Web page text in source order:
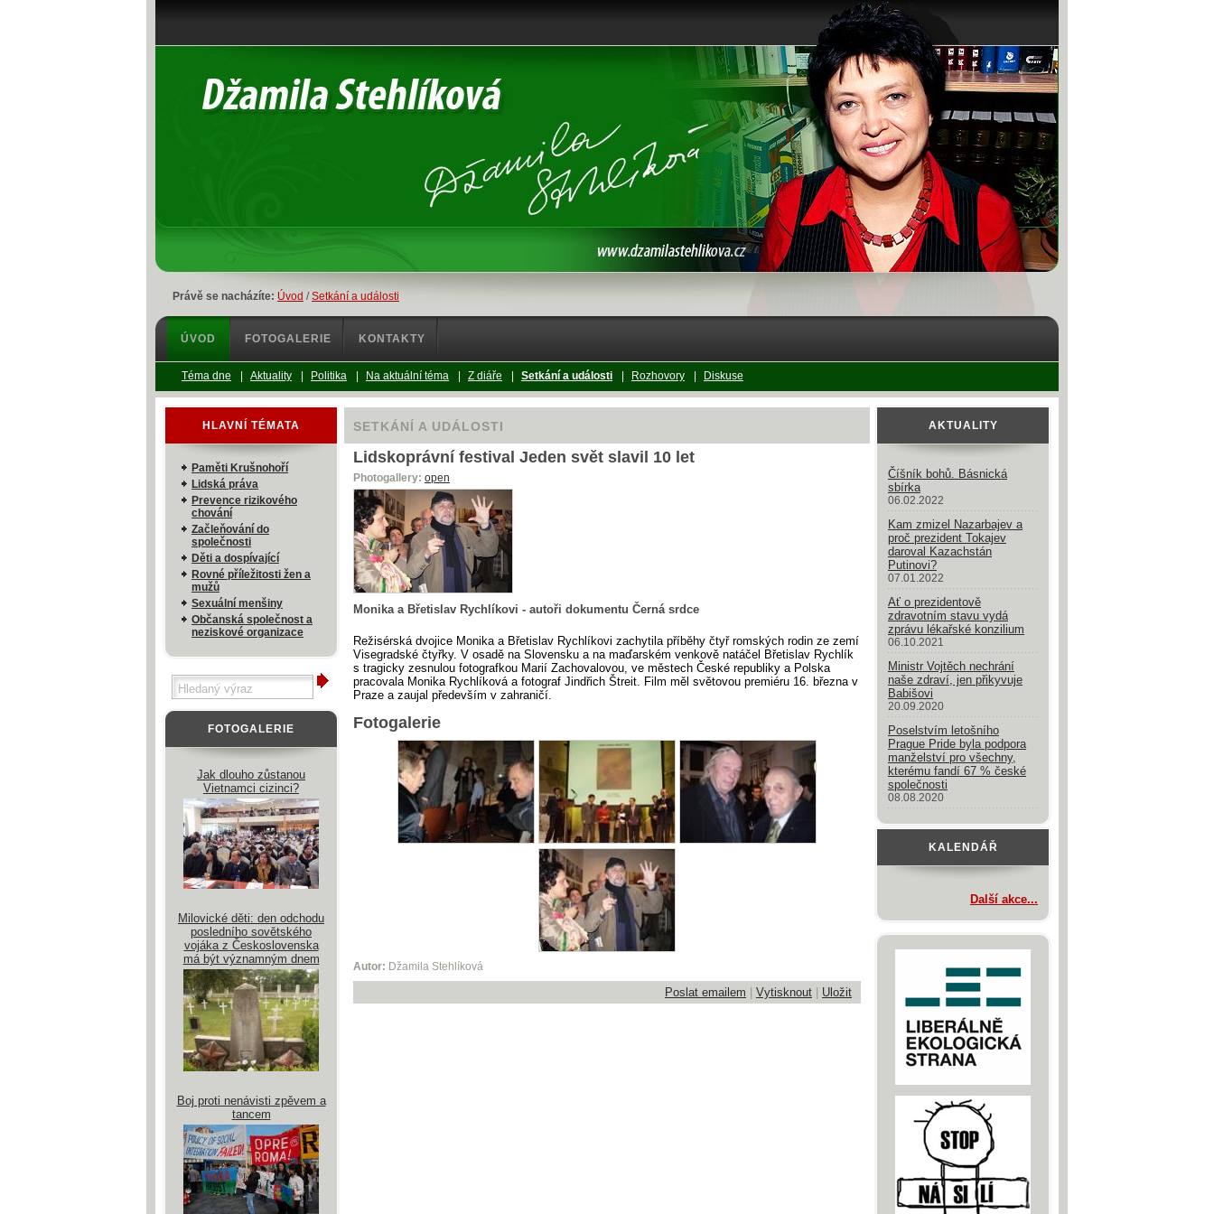
Právě se nacházíte: Úvod /Setkání a události
SETKÁNÍ A UDÁLOSTI
Lidskoprávní festival Jeden svět slavil 10 let
Photogallery: open
Monika a Břetislav Rychlíkovi - autoři dokumentu Černá srdce
Režisérská dvojice Monika a Břetislav Rychlíkovi zachytila příběhy čtyř romských rodin ze zemí
Visegradské čtyřky. V osadě na Slovensku a na maďarském venkově natáčel Břetislav Rychlík
s tragicky zesnulou fotografkou Marií Zachovalovou, ve městech České republiky a Polska
pracovala Monika Rychlíková a fotograf Jindřich Štreit. Film měl světovou premiéru 16. března v
Praze a zaujal především v zahraničí.
Fotogalerie
Autor: Džamila Stehlíková
Poslat emailem Vytisknout Uložit
HLAVNÍ TÉMATA
Paměti Krušnohoří
Lidská práva
Prevence rizikového
chování
Začleňování do
společnosti
Děti a dospívající
Rovné příležitosti žen a
mužů
Sexuální menšiny
Občanská společnost a
neziskové organizace
FOTOGALERIE
Jak dlouho zůstanou
Vietnamci cizinci?
Milovické děti: den odchodu
posledního sovětského
vojáka z Československa
má být významným dnem
Boj proti nenávisti zpěvem a
tancem
AKTUALITY
Číšník bohů. Básnická
sbírka
06.02.2022
Kam zmizel Nazarbajev a
proč prezident Tokajev
daroval Kazachstán
Putinovi?
07.01.2022
Ať o prezidentově
zdravotním stavu vydá
zprávu lékařské konzilium
06.10.2021
Ministr Vojtěch nechrání
naše zdraví, jen přikyvuje
Babišovi
20.09.2020
Poselstvím letošního
Prague Pride byla podpora
manželství pro všechny,
kterému fandí 67 % české
společnosti
08.08.2020
KALENDÁŘ
Další akce...
ÚVOD FOTOGALERIE KONTAKTY
Téma dne Aktuality Politika Na aktuální téma Z diáře Setkání a události Rozhovory Diskuse